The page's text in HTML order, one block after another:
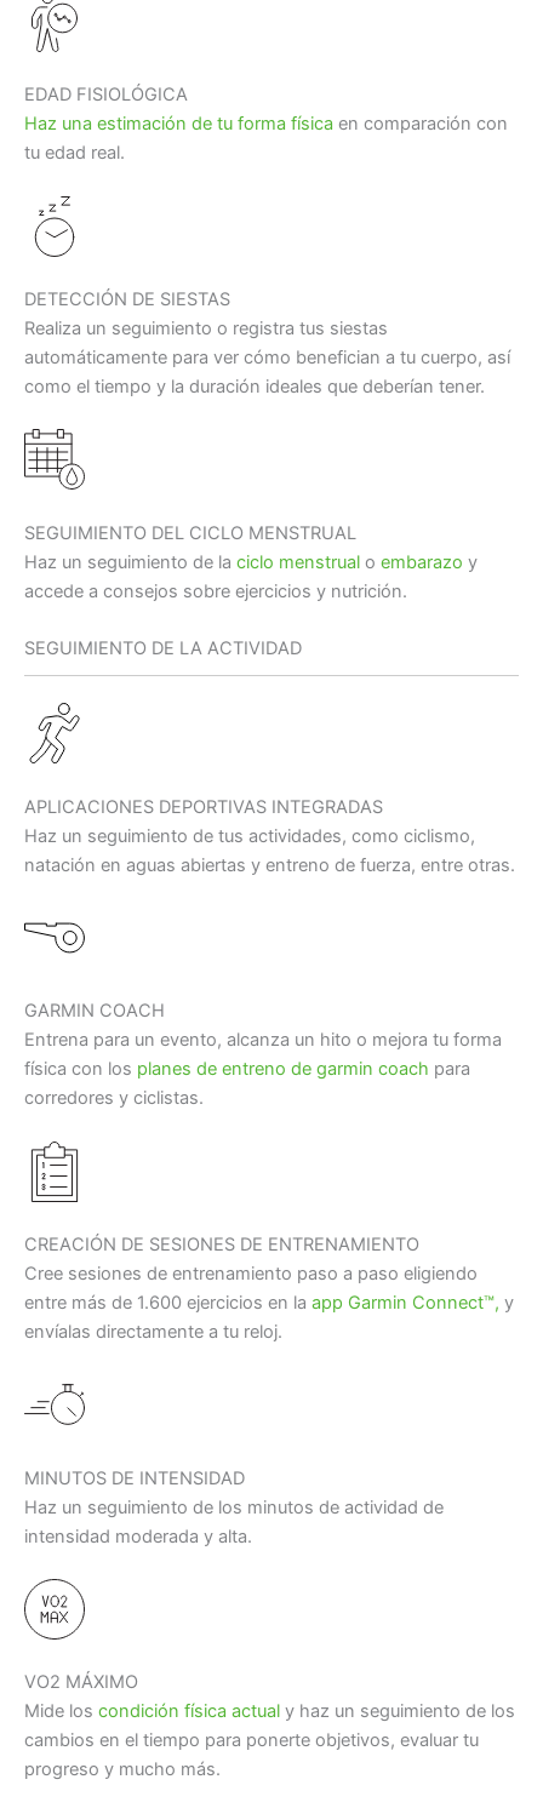
EDAD FISIOLÓGICA
Haz una estimación de tu forma física en comparación con
tu edad real.
DETECCIÓN DE SIESTAS
Realiza un seguimiento o registra tus siestas
automáticamente para ver cómo benefician a tu cuerpo, así
como el tiempo y la duración ideales que deberían tener.
SEGUIMIENTO DEL CICLO MENSTRUAL
Haz un seguimiento de la ciclo menstrual o embarazo y
accede a consejos sobre ejercicios y nutrición.
SEGUIMIENTO DE LA ACTIVIDAD
APLICACIONES DEPORTIVAS INTEGRADAS
Haz un seguimiento de tus actividades, como ciclismo,
natación en aguas abiertas y entreno de fuerza, entre otras.
GARMIN COACH
Entrena para un evento, alcanza un hito o mejora tu forma
física con los planes de entreno de garmin coach para
corredores y ciclistas.
CREACIÓN DE SESIONES DE ENTRENAMIENTO
Cree sesiones de entrenamiento paso a paso eligiendo
entre más de 1.600 ejercicios en la app Garmin Connect™, y
envíalas directamente a tu reloj.
MINUTOS DE INTENSIDAD
Haz un seguimiento de los minutos de actividad de
intensidad moderada y alta.
VO2 MÁXIMO
Mide los condición física actual y haz un seguimiento de los
cambios en el tiempo para ponerte objetivos, evaluar tu
progreso y mucho más.